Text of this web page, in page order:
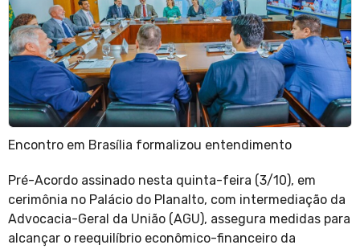
Encontro em Brasília formalizou entendimento
Pré-Acordo assinado nesta quinta-feira (3/10), em
cerimônia no Palácio do Planalto, com intermediação da
Advocacia-Geral da União (AGU), assegura medidas para
alcançar o reequilíbrio econômico-financeiro da